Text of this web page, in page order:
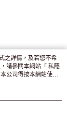
之詳情，及若您不希
請參閱本網站「 私隱
公司得按本網站使用